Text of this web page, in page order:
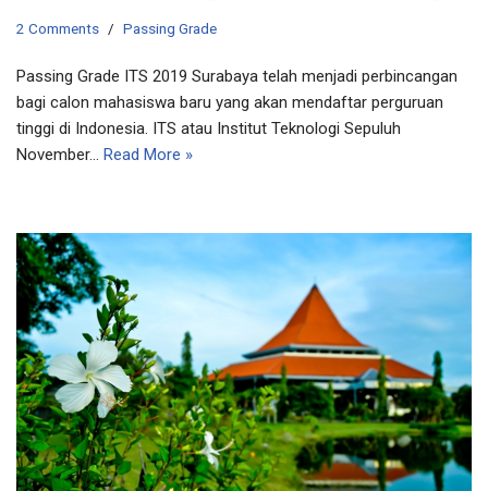
2 Comments Passing Grade
Passing Grade ITS 2019 Surabaya telah menjadi perbincangan
bagi calon mahasiswa baru yang akan mendaftar perguruan
tinggi di Indonesia. ITS atau Institut Teknologi Sepuluh
November… Read More »